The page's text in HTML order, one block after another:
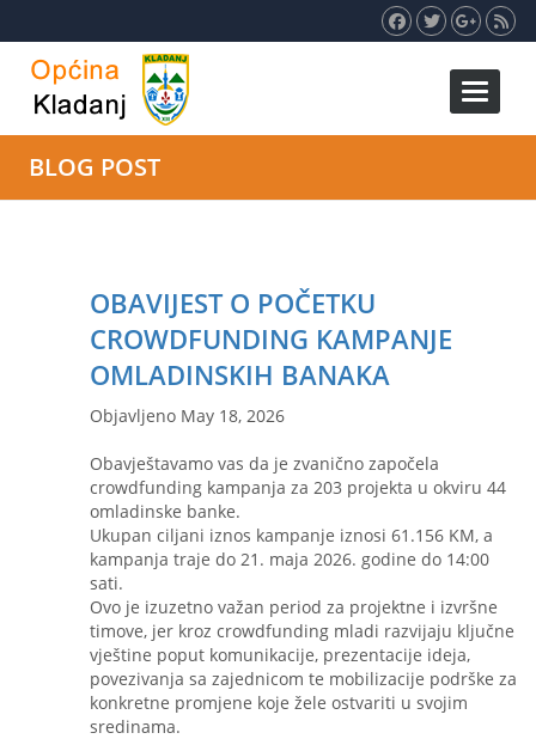
Toggle
BLOG POST
OBAVIJEST O POČETKU
CROWDFUNDING KAMPANJE
OMLADINSKIH BANAKA
Objavljeno May 18, 2026
Obavještavamo vas da je zvanično započela
crowdfunding kampanja za 203 projekta u okviru 44
omladinske banke.
Ukupan ciljani iznos kampanje iznosi 61.156 KM, a
kampanja traje do 21. maja 2026. godine do 14:00
sati.
Ovo je izuzetno važan period za projektne i izvršne
timove, jer kroz crowdfunding mladi razvijaju ključne
vještine poput komunikacije, prezentacije ideja,
povezivanja sa zajednicom te mobilizacije podrške za
konkretne promjene koje žele ostvariti u svojim
sredinama.